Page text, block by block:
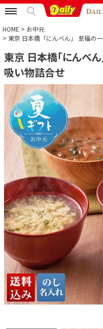
特集から選ぶ
予算から選ぶ
カテゴリから選ぶ
贈る相手から選ぶ
HOME
お中元
東京 日本橋「にんべん」 至福の
東京 日本橋「にんべ
吸い物詰合せ